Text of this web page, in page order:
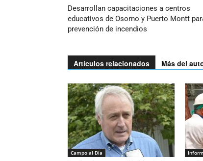
Desarrollan capacitaciones a centros
educativos de Osorno y Puerto Montt
prevención de incendios
Artículos relacionados Más del
Campo al Día